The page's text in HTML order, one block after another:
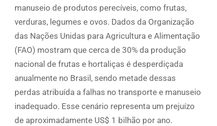
manuseio de produtos perecíveis, como frutas,
verduras, legumes e ovos. Dados da Organização
das Nações Unidas para Agricultura e Alimentação
(FAO) mostram que cerca de 30% da produção
nacional de frutas e hortaliças é desperdiçada
anualmente no Brasil, sendo metade dessas
perdas atribuída a falhas no transporte e manuseio
inadequado. Esse cenário representa um prejuízo
de aproximadamente US$ 1 bilhão por ano.